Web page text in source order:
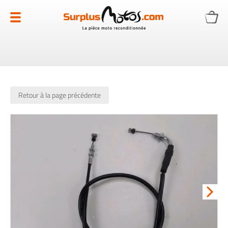
au
contenu
Retour à la page précédente